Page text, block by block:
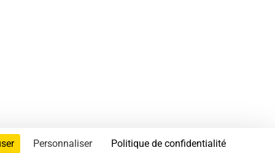
Personnaliser Politique de confidentialité